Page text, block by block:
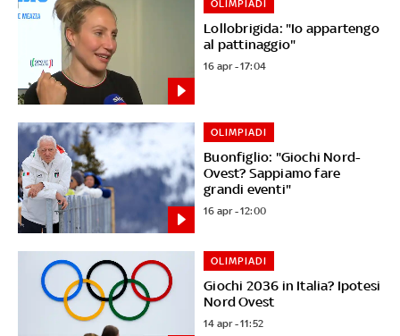
Lollobrigida: "Io appartengo
al pattinaggio"
OLIMPIADI
16 apr - 17:04
Buonfiglio: "Giochi Nord-
Ovest? Sappiamo fare
grandi eventi"
OLIMPIADI
16 apr - 12:00
Giochi 2036 in Italia? Ipotesi
Nord Ovest
OLIMPIADI
14 apr - 11:52